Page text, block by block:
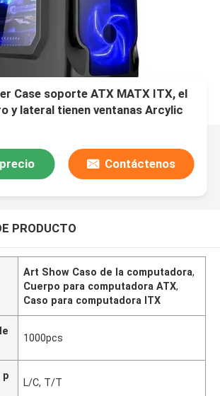
Case soporte ATX MATX ITX, el
y lateral tienen ventanas Arcylic
Contáctenos
PRODUCTO
Art Show Caso de la computadora,
Cuerpo para computadora ATX,
Caso para computadora ITX
1000pcs
p
L/C, T/T